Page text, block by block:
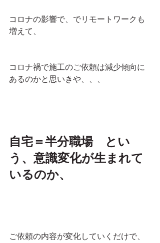
コロナの影響で、でリモートワークも
増えて、
コロナ禍で施工のご依頼は減少傾向に
あるのかと思いきや、、、
自宅＝半分職場　とい
う、意識変化が生まれて
いるのか、
ご依頼の内容が変化していくだけで、